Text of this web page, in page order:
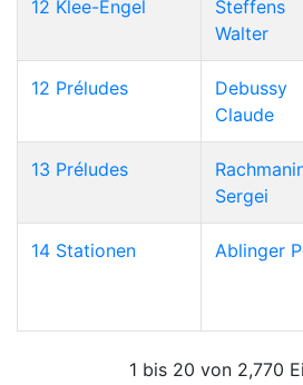
12 Klee-Engel
Steffens
Walter
12 Préludes
Debussy
Claude
13 Préludes
Sergei
14 Stationen Ablinger
1 bis 20 von 2,770